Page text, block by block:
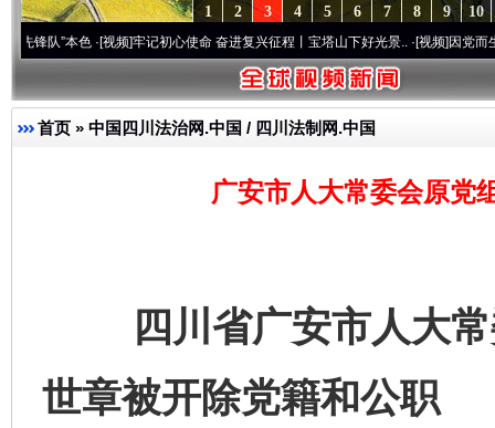
10
9
8
7
6
5
4
3
2
1
·[视频]牢记初心使命 奋进复兴征程丨宝塔山下好光景..·[视频]因党而生 为党而
首页 » 中国四川法治网.中国 / 四川法制网.中国
广安市人大常委会原党
四川省广安市人大常
世章被开除党籍和公职